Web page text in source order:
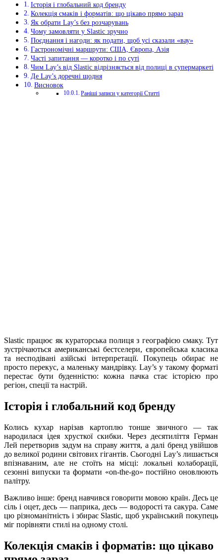
Історія і глобальний код бренду
Колекція смаків і форматів: що цікаво прямо зараз
Як обрати Lay’s без розчарувань
Чому замовляти у Slastic зручно
Поєднання і нагоди: як подати, щоб усі сказали «вау»
Гастрономічні маршрути: США, Європа, Азія
Часті запитання — коротко і по суті
Чим Lay’s від Slastic відрізняється від полиці в супермаркеті
Де Lay’s доречні щодня
Висновок
Раніші записи у категорії Статті
Slastic працює як кураторська полиця з географією смаку. Тут
зустрічаються американські бестселери, європейська класика
та несподівані азійські інтерпретації. Покупець обирає не
просто перекус, а маленьку мандрівку. Lay’s у такому форматі
перестає бути буденністю: кожна пачка стає історією про
регіон, спеції та настрій.
Історія і глобальний код бренду
Колись кухар нарізав картоплю тонше звичного — так
народилася ідея хрусткої скибки. Через десятиліття Герман
Лей перетворив задум на справу життя, а далі бренд увійшов
до великої родини світових гігантів. Сьогодні Lay’s лишається
впізнаваним, але не стоїть на місці: локальні колаборації,
сезонні випуски та формати «on-the-go» постійно оновлюють
палітру.
Важливо інше: бренд навчився говорити мовою країн. Десь це
сіль і оцет, десь — паприка, десь — водорості та сакура. Саме
цю різноманітність і збирає Slastic, щоб український покупець
міг порівняти стилі на одному столі.
Колекція смаків і форматів: що цікаво